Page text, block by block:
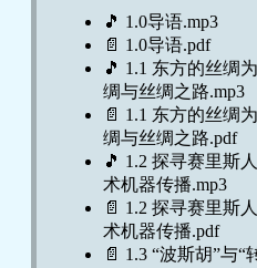
🎵 09.三千五百年
🎵 10.一套青铜锅
📄 11-14.pdf
🎵 11.1【番外上】
发现，该如何安放？
🎵 11.2【番外下】
器，为什么会衰落？
🎵 11.资源获取方式
🎵 12.粮食的传播
🎵 13.丝绸之路上
🎵 14.哥伦布大交换
📄 15-16.pdf
🎵 1.0导语.mp3
📄 1.0导语.pdf
🎵 1.1 东方的丝绸
绸与丝绸之路.mp3
📄 1.1 东方的丝绸
绸与丝绸之路.pdf
🎵 1.2 探寻赛里斯
术机器传播.mp3
📄 1.2 探寻赛里斯
术机器传播.pdf
📄 1.3 “波斯胡”与